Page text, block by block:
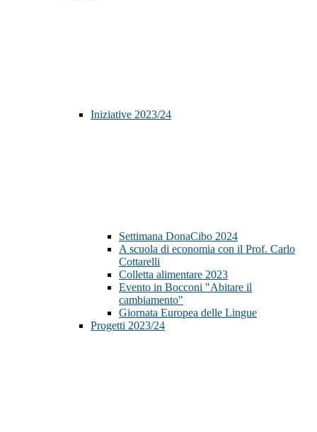
Iniziative 2023/24
Settimana DonaCibo 2024
A scuola di economia con il Prof. Carlo
Cottarelli
Colletta alimentare 2023
Evento in Bocconi "Abitare il
cambiamento"
Giornata Europea delle Lingue
Progetti 2023/24